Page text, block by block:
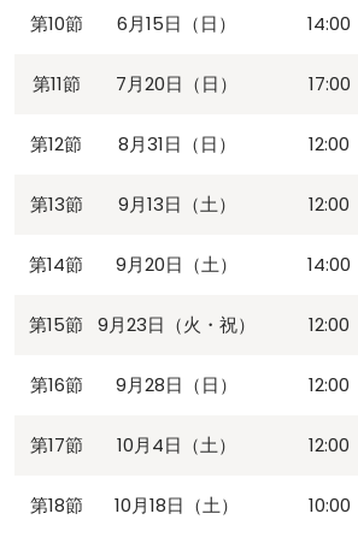
第10節 6月15日（日） 14:00
第11節 7月20日（日） 17:00
第12節 8月31日（日） 12:00
第13節 9月13日（土） 12:00
第14節 9月20日（土） 14:00
第15節 9月23日（火・祝） 12:00
第16節 9月28日（日） 12:00
第17節 10月4日（土） 12:00
第18節 10月18日（土） 10:00